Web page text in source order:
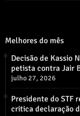
Melhores do mês
Decisão de Kassio
petista contra Jair
julho 27, 2026
Presidente do STF
critica declaração